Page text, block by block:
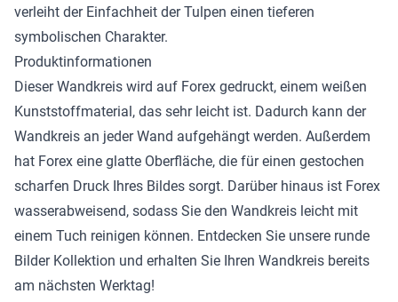
verleiht der Einfachheit der Tulpen einen tieferen
symbolischen Charakter.
Produktinformationen
Dieser Wandkreis wird auf Forex gedruckt, einem weißen
Kunststoffmaterial, das sehr leicht ist. Dadurch kann der
Wandkreis an jeder Wand aufgehängt werden. Außerdem
hat Forex eine glatte Oberfläche, die für einen gestochen
scharfen Druck Ihres Bildes sorgt. Darüber hinaus ist Forex
wasserabweisend, sodass Sie den Wandkreis leicht mit
einem Tuch reinigen können. Entdecken Sie unsere runde
Bilder Kollektion und erhalten Sie Ihren Wandkreis bereits
am nächsten Werktag!